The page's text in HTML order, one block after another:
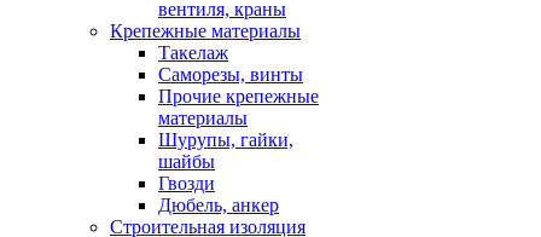
вентиля, краны
Крепежные материалы
Такелаж
Саморезы, винты
Прочие крепежные
материалы
Шурупы, гайки,
шайбы
Гвозди
Дюбель, анкер
Строительная изоляция